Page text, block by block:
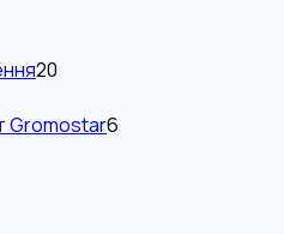
20
Gromostar6